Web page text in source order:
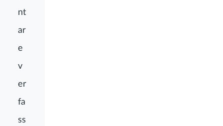
nt
ar
e
v
er
fa
ss